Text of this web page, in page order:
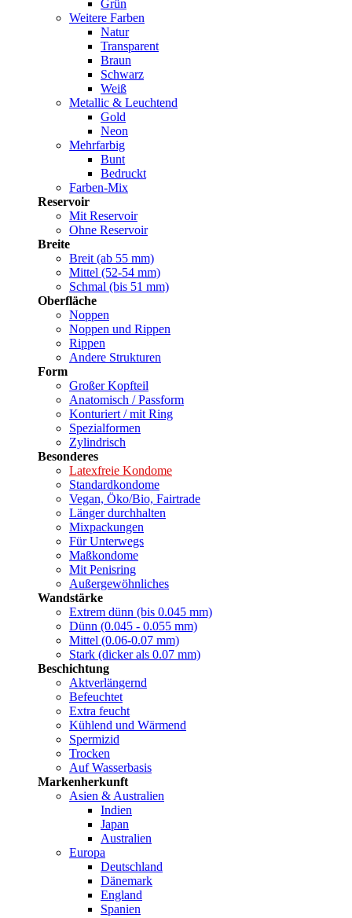
Grün
Weitere Farben
Natur
Transparent
Braun
Schwarz
Weiß
Metallic & Leuchtend
Gold
Neon
Mehrfarbig
Bunt
Bedruckt
Farben-Mix
Reservoir
Mit Reservoir
Ohne Reservoir
Breite
Breit (ab 55 mm)
Mittel (52-54 mm)
Schmal (bis 51 mm)
Oberfläche
Noppen
Noppen und Rippen
Rippen
Andere Strukturen
Form
Großer Kopfteil
Anatomisch / Passform
Konturiert / mit Ring
Spezialformen
Zylindrisch
Besonderes
Latexfreie Kondome
Standardkondome
Vegan, Öko/Bio, Fairtrade
Länger durchhalten
Mixpackungen
Für Unterwegs
Maßkondome
Mit Penisring
Außergewöhnliches
Wandstärke
Extrem dünn (bis 0.045 mm)
Dünn (0.045 - 0.055 mm)
Mittel (0.06-0.07 mm)
Stark (dicker als 0.07 mm)
Beschichtung
Aktverlängernd
Befeuchtet
Extra feucht
Kühlend und Wärmend
Spermizid
Trocken
Auf Wasserbasis
Markenherkunft
Asien & Australien
Indien
Japan
Australien
Europa
Deutschland
Dänemark
England
Spanien